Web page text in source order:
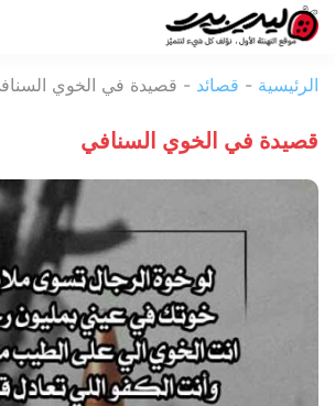
المحتوى
بيرد
الرئيسية - قصائد - قصيدة في الخوي
قصيدة في الخوي السنافي